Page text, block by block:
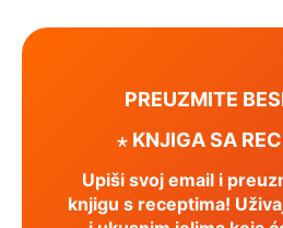
PREUZMITE
⋆ KNJIGA SA
Upiši svoj email i
knjigu s receptima!